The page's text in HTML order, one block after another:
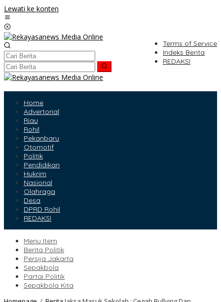
Lewati ke konten
Terms of Service
Indeks Berita
REDAKSI
Home
Advertorial
Riau
Rohil
Pekanbaru
Otomotif
Politik
Pendidikan
Hukrim
Nasional
Olahraga
Desa
DPRD Rohil
REDAKSI
Menu Item
Berita Politik
Persija Jakarta
Sepakbola
Partai Politik
Sepakbola Kita